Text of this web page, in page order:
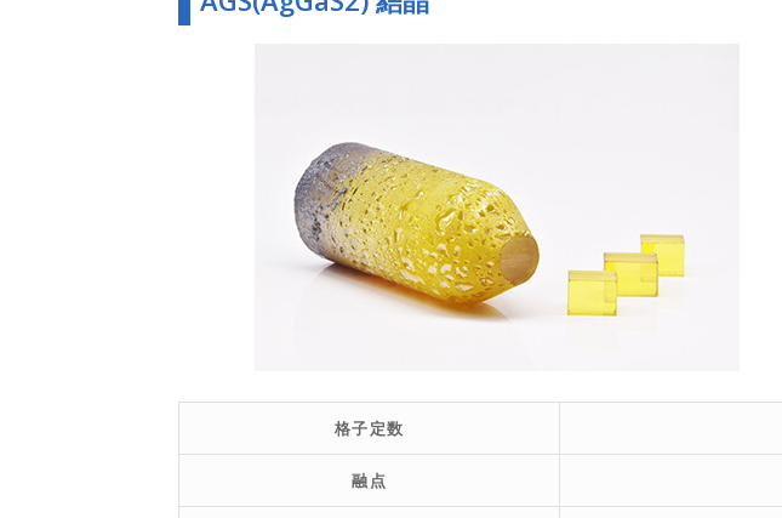
格子定数
融点